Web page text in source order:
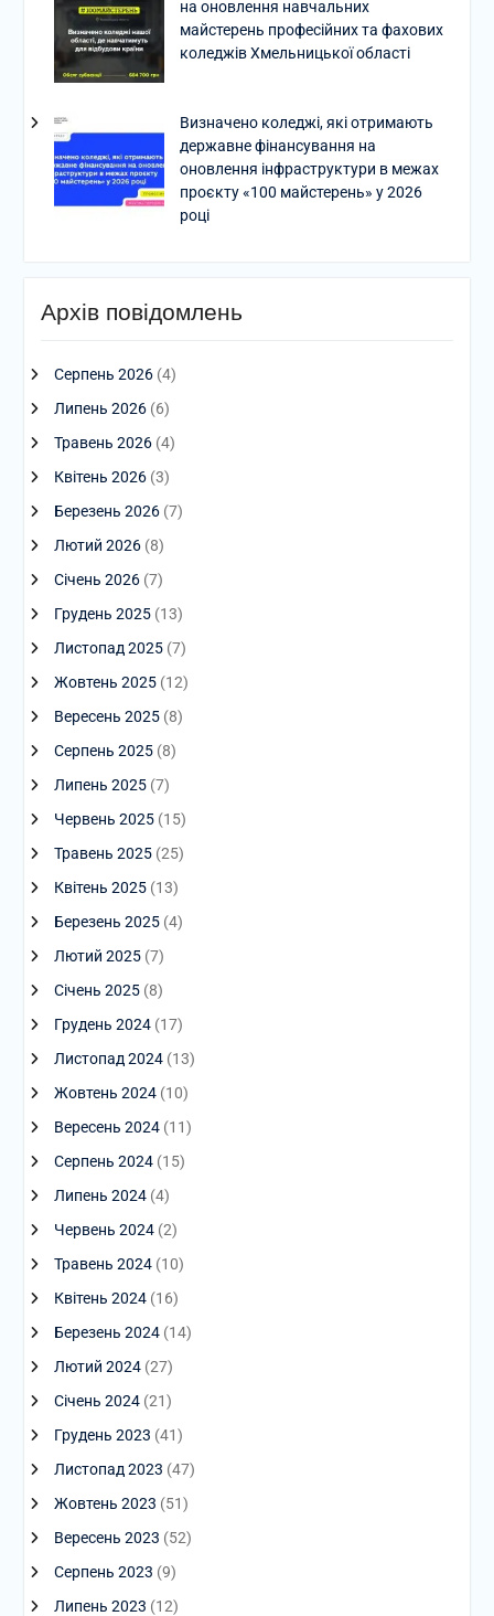
на оновлення навчальних
майстерень професійних та фахових
коледжів Хмельницької області
Визначено коледжі, які отримають
державне фінансування на
оновлення інфраструктури в межах
проєкту «100 майстерень» у 2026
році
Архів повідомлень
Серпень 2026(4)
Липень 2026(6)
Травень 2026(4)
Квітень 2026(3)
Березень 2026(7)
Лютий 2026(8)
Січень 2026(7)
Грудень 2025(13)
Листопад 2025(7)
Жовтень 2025(12)
Вересень 2025(8)
Серпень 2025(8)
Липень 2025(7)
Червень 2025(15)
Травень 2025(25)
Квітень 2025(13)
Березень 2025(4)
Лютий 2025(7)
Січень 2025(8)
Грудень 2024(17)
Листопад 2024(13)
Жовтень 2024(10)
Вересень 2024(11)
Серпень 2024(15)
Липень 2024(4)
Червень 2024(2)
Травень 2024(10)
Квітень 2024(16)
Березень 2024(14)
Лютий 2024(27)
Січень 2024(21)
Грудень 2023 (41)
Листопад 2023 (47)
Жовтень 2023 (51)
Вересень 2023 (52)
Серпень 2023 (9)
Липень 2023 (12)